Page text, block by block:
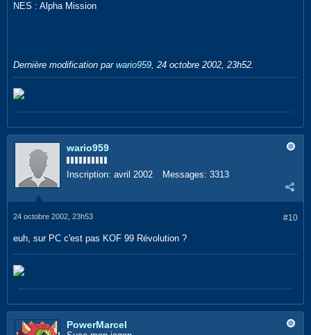
NES : Alpha Mission
Dernière modification par wario959, 24 octobre 2002, 23h52.
wario959
Inscription: avril 2002 Messages: 3313
#10
24 octobre 2002, 23h53
euh, sur PC c'est pas KOF 99 Révolution ?
PowerMarcel